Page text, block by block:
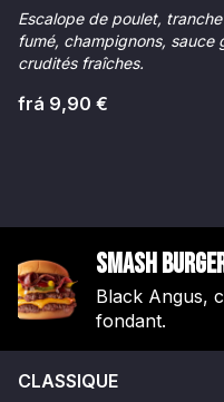
Escalope de poulet,
fumé, champignons, sauce
crudités fraîches.
frá 9,90 €
Smash
Black Angus,
fondant.
CLASSIQUE